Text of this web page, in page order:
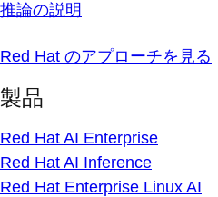
推論の説明
Red Hat のアプローチを見る
製品
Red Hat AI Enterprise
Red Hat AI Inference
Red Hat Enterprise Linux AI